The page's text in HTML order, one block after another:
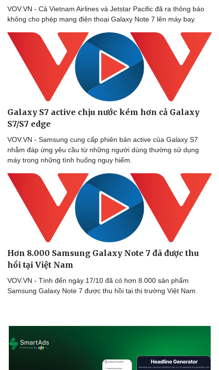
Tư vấn luật
Phân tích
VOV.VN - Cả Vietnam Airlines và Jetstar Pacific đã ra thông báo
không cho phép mang điện thoại Galaxy Note 7 lên máy bay.
Galaxy S7 active chịu nước kém hơn cả Galaxy
S7/S7 edge
VOV.VN - Samsung cung cấp phiên bản active của Galaxy S7
nhằm đáp ứng yêu cầu từ những người dùng thường sử dụng
máy trong những tình huống nguy hiểm.
Hơn 8.000 Samsung Galaxy Note 7 đã được thu
hồi tại Việt Nam
VOV.VN - Tính đến ngày 17/10 đã có hơn 8.000 sản phẩm
Samsung Galaxy Note 7 được thu hồi tại thị trường Việt Nam.